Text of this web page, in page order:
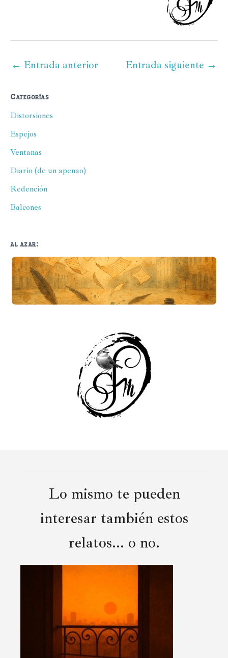
Categorías
Distorsiones
Espejos
Ventanas
Diario (de un apenao)
Redención
Balcones
al azar:
¿Metamorfosis?
← Entrada anterior Entrada siguiente →
Lo mismo te pueden
interesar también estos
relatos... o no.